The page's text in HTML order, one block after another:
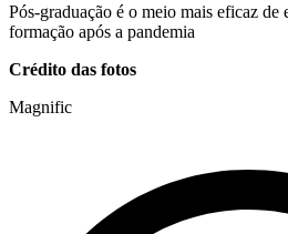
Pós-graduação é o meio mais eficaz de
formação após a pandemia
Crédito das fotos
Magnific